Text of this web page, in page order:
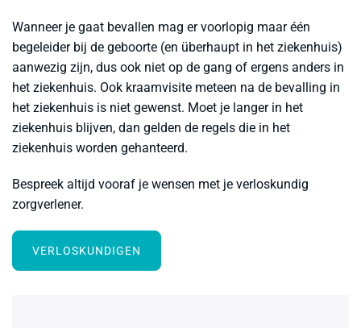
Wanneer je gaat bevallen mag er voorlopig maar één
begeleider bij de geboorte (en überhaupt in het ziekenhuis)
aanwezig zijn, dus ook niet op de gang of ergens anders in
het ziekenhuis. Ook kraamvisite meteen na de bevalling in
het ziekenhuis is niet gewenst. Moet je langer in het
ziekenhuis blijven, dan gelden de regels die in het
ziekenhuis worden gehanteerd.
Bespreek altijd vooraf je wensen met je verloskundig
zorgverlener.
VERLOSKUNDIGEN